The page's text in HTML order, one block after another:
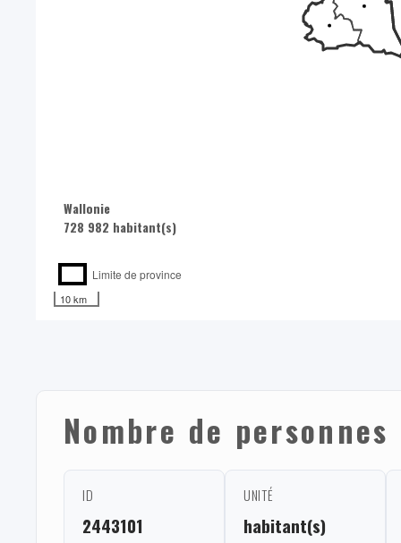
Wallonie
728 982 habitant(s)
Limite de province
10 km
Nombre de
ID
2443101
UNITÉ
habitant(s)